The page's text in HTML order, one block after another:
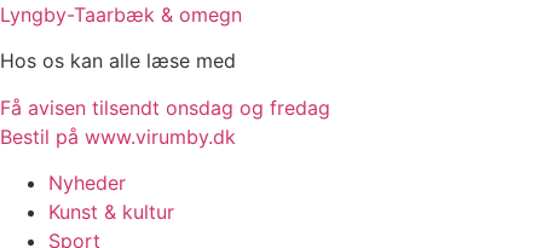
Lyngby-Taarbæk & omegn
Hos os kan alle læse med
Få avisen tilsendt onsdag og fredag
Bestil på www.virumby.dk
Nyheder
Kunst & kultur
Sport